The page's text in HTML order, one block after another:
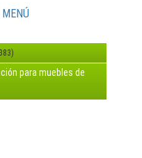
para muebles de